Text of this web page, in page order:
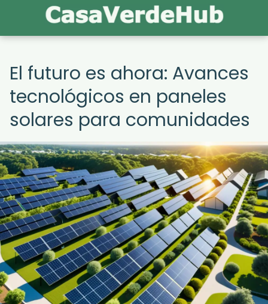
El futuro es ahora: Avances
tecnológicos en paneles
solares para comunidades